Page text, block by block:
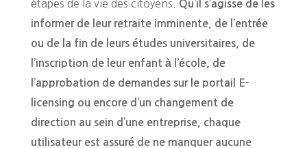
étapes de la vie des citoyens.
Qu’il s’agisse de les
informer de leur retraite imminente, de l’entrée
ou de la fin de leurs études universitaires, de
l’inscription de leur enfant à l’école, de
l’approbation de demandes sur le portail E-
licensing ou encore d’un changement de
direction au sein d’une entreprise, chaque
utilisateur est assuré de ne manquer aucune